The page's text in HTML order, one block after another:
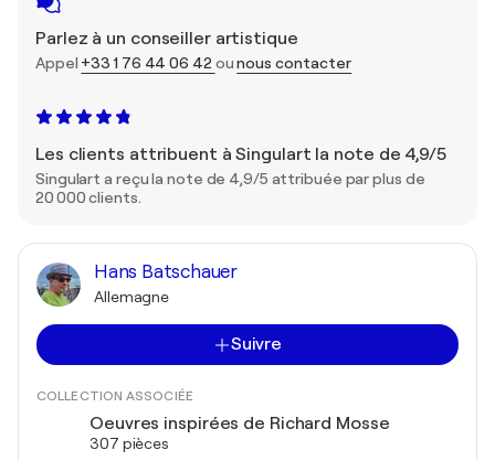
Parlez à un conseiller artistique
Appel +33 1 76 44 06 42 ounous contacter
Les clients attribuent à Singulart la note de 4,9/5
Singulart a reçu la note de 4,9/5 attribuée par plus de
20 000 clients.
Hans Batschauer
Allemagne
Suivre
COLLECTION ASSOCIÉE
Oeuvres inspirées de Richard Mosse
307 pièces